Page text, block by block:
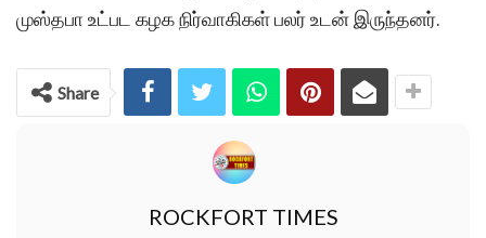
முஸ்தபா உட்பட கழக நிர்வாகிகள் பலர் உடன் இருந்தனர்.
Share
ROCKFORT TIMES